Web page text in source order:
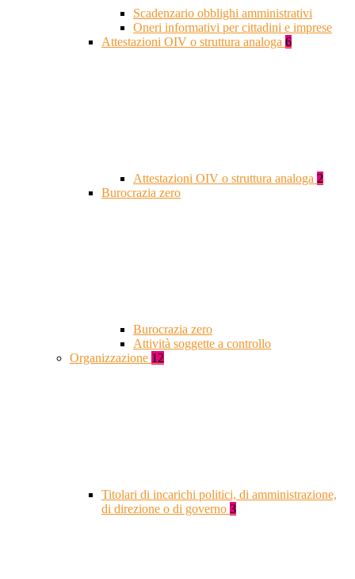
Scadenzario obblighi amministrativi
Oneri informativi per cittadini e imprese
Attestazioni OIV o struttura analoga 6
Attestazioni OIV o struttura analoga 2
Burocrazia zero
Burocrazia zero
Attività soggette a controllo
Organizzazione 12
Titolari di incarichi politici, di amministrazione,
di direzione o di governo 3